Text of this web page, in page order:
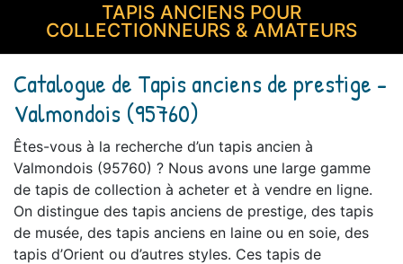
TAPIS ANCIENS POUR
COLLECTIONNEURS & AMATEURS
Catalogue de Tapis anciens de prestige -
Valmondois (95760)
Êtes-vous à la recherche d’un tapis ancien à
Valmondois (95760) ? Nous avons une large gamme
de tapis de collection à acheter et à vendre en ligne.
On distingue des tapis anciens de prestige, des tapis
de musée, des tapis anciens en laine ou en soie, des
tapis d’Orient ou d’autres styles. Ces tapis de